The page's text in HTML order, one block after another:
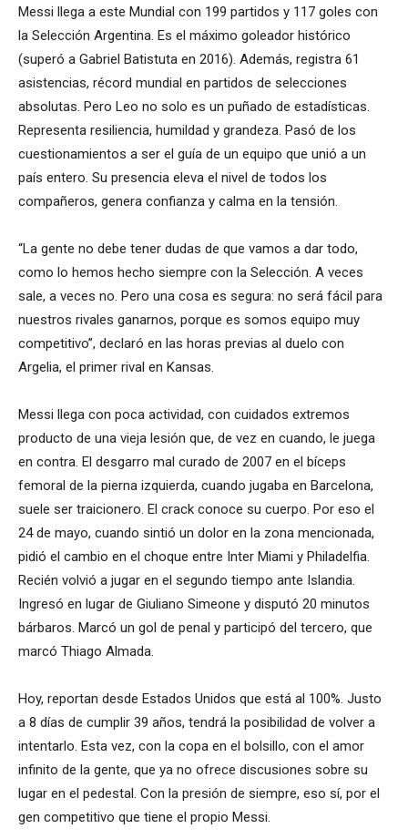
Messi llega a este Mundial con 199 partidos y 117 goles con
la Selección Argentina. Es el máximo goleador histórico
(superó a Gabriel Batistuta en 2016). Además, registra 61
asistencias, récord mundial en partidos de selecciones
absolutas. Pero Leo no solo es un puñado de estadísticas.
Representa resiliencia, humildad y grandeza. Pasó de los
cuestionamientos a ser el guía de un equipo que unió a un
país entero. Su presencia eleva el nivel de todos los
compañeros, genera confianza y calma en la tensión.
“La gente no debe tener dudas de que vamos a dar todo,
como lo hemos hecho siempre con la Selección. A veces
sale, a veces no. Pero una cosa es segura: no será fácil para
nuestros rivales ganarnos, porque es somos equipo muy
competitivo”, declaró en las horas previas al duelo con
Argelia, el primer rival en Kansas.
Messi llega con poca actividad, con cuidados extremos
producto de una vieja lesión que, de vez en cuando, le juega
en contra. El desgarro mal curado de 2007 en el bíceps
femoral de la pierna izquierda, cuando jugaba en Barcelona,
suele ser traicionero. El crack conoce su cuerpo. Por eso el
24 de mayo, cuando sintió un dolor en la zona mencionada,
pidió el cambio en el choque entre Inter Miami y Philadelfia.
Recién volvió a jugar en el segundo tiempo ante Islandia.
Ingresó en lugar de Giuliano Simeone y disputó 20 minutos
bárbaros. Marcó un gol de penal y participó del tercero, que
marcó Thiago Almada.
Hoy, reportan desde Estados Unidos que está al 100%. Justo
a 8 días de cumplir 39 años, tendrá la posibilidad de volver a
intentarlo. Esta vez, con la copa en el bolsillo, con el amor
infinito de la gente, que ya no ofrece discusiones sobre su
lugar en el pedestal. Con la presión de siempre, eso sí, por el
gen competitivo que tiene el propio Messi.